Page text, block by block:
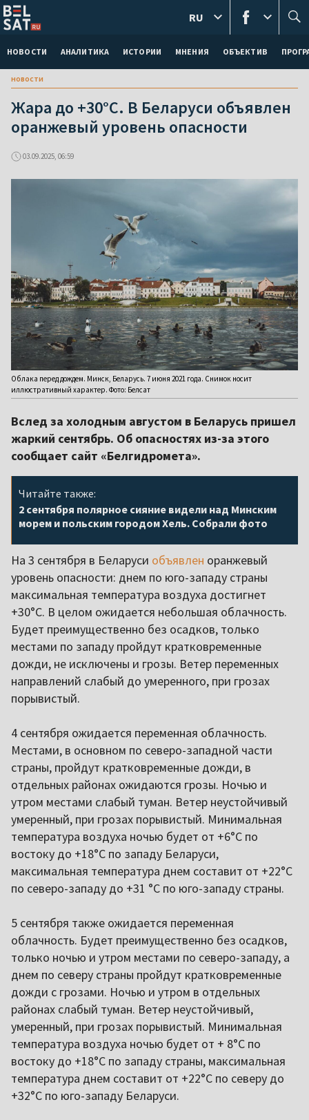
НОВОСТИ АНАЛИТИКА ИСТОРИИ МНЕНИЯ ОБЪЕКТИВ
RU
новости
Жара до +30°C. В Беларуси объявлен
оранжевый уровень опасности
03.09.2025, 06:59
Облака перед дождем. Минск, Беларусь. 7 июня 2021 года. Снимок носит
иллюстративный характер. Фото: Белсат
Вслед за холодным августом в Беларусь пришел
жаркий сентябрь. Об опасностях из-за этого
сообщает сайт «Белгидромета».
Читайте также:
2 сентября полярное сияние видели над Минским
морем и польским городом Хель. Собрали фото
На 3 сентября в Беларуси объявлен оранжевый
уровень опасности: днем по юго-западу страны
максимальная температура воздуха достигнет
+30°C. В целом ожидается небольшая облачность.
Будет преимущественно без осадков, только
местами по западу пройдут кратковременные
дожди, не исключены и грозы. Ветер переменных
направлений слабый до умеренного, при грозах
порывистый.
4 сентября ожидается переменная облачность.
Местами, в основном по северо-западной части
страны, пройдут кратковременные дожди, в
отдельных районах ожидаются грозы. Ночью и
утром местами слабый туман. Ветер неустойчивый
умеренный, при грозах порывистый. Минимальная
температура воздуха ночью будет от +6°C по
востоку до +18°C по западу Беларуси,
максимальная температура днем составит от +22°C
по северо-западу до +31 °C по юго-западу страны.
5 сентября также ожидается переменная
облачность. Будет преимущественно без осадков,
только ночью и утром местами по северо-западу, а
днем по северу страны пройдут кратковременные
дожди с грозами. Ночью и утром в отдельных
районах слабый туман. Ветер неустойчивый,
умеренный, при грозах порывистый. Минимальная
температура воздуха ночью будет от + 8°C по
востоку до +18°C по западу страны, максимальная
температура днем составит от +22°C по северу до
+32°C по юго-западу Беларуси.